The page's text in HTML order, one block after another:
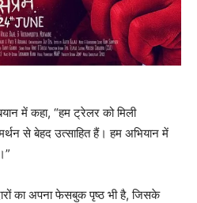
में कहा, “हम ट्रेलर को मिली
से बेहद उत्साहित हैं। हम अभियान में
का अपना फेसबुक पृष्ठ भी है, जिसके